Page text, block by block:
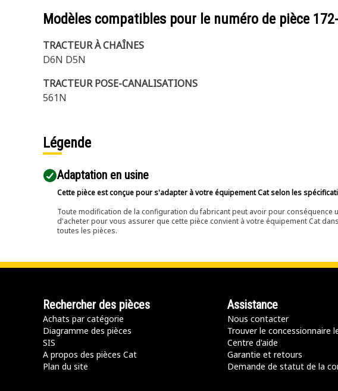
Modèles compatibles pour le numéro de pièce
TRACTEUR À CHAÎNES
D6N D5N
TRACTEUR POSE-CANALISATIONS
561N
Légende
Adaptation en usine
Cette pièce est conçue pour s'adapter à votre équipement Cat selon les
Toute modification de la configuration du fabricant peut avoir pour
d'acheter pour vous assurer que cette pièce convient à votre équipement Cat
toutes les pièces.
Rechercher des pièces
Achats par catégorie
Diagramme des pièces
SIS
A propos des pièces Cat
Plan du site
Assistance
Nous contacter
Trouver le concessionnaire
Centre d'aide
Garantie et retours
Demande de statut de la